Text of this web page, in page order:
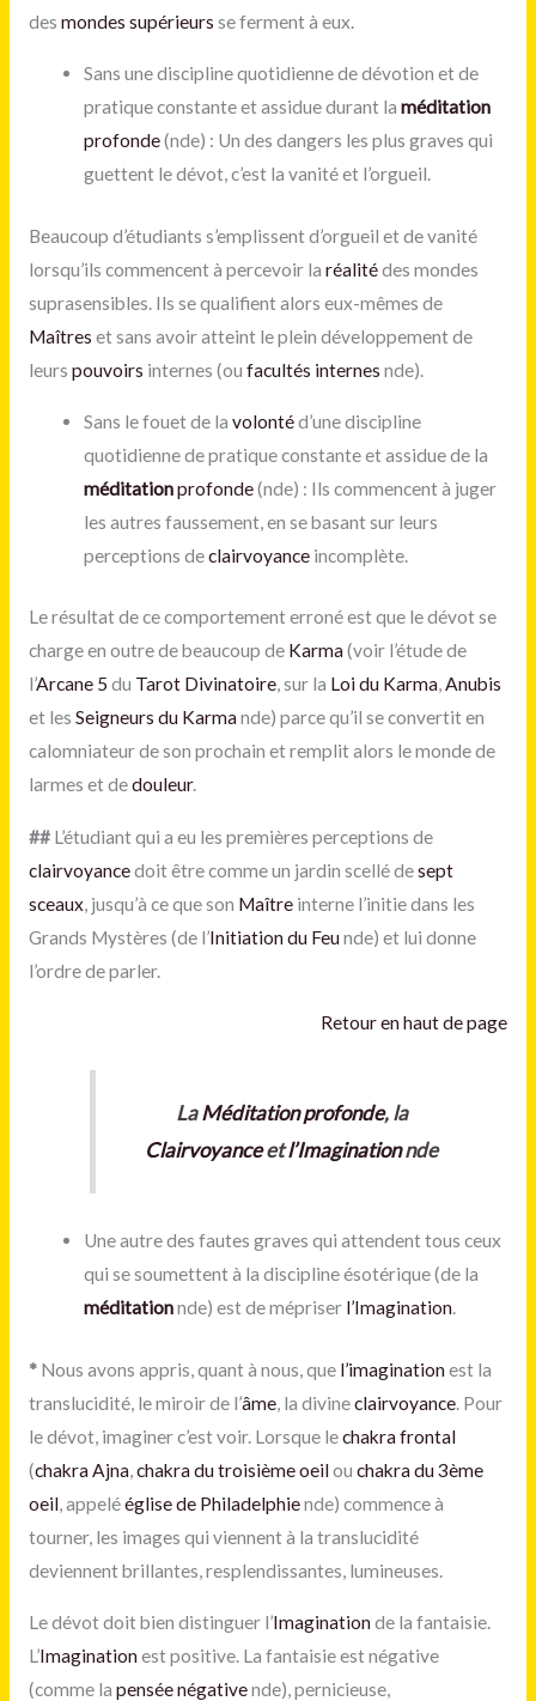
des mondes supérieurs se ferment à eux.
Sans une discipline quotidienne de dévotion et de
pratique constante et assidue durant laméditation
profonde(nde) : Un des dangers les plus graves qui
guettent le dévot, c’est la vanité et l’orgueil.
Beaucoup d’étudiants s’emplissent d’orgueil et de vanité
lorsqu’ils commencent à percevoir la réalitédes mondes
suprasensibles. Ils se qualifient alors eux-mêmes de
Maîtres et sans avoir atteint le plein développement de
leurs pouvoirs internes (ou facultés internes nde).
Sans le fouet de lavolontéd’une discipline
quotidienne de pratique constante et assidue de la
méditationprofonde(nde) : Ils commencent à juger
les autres faussement, en se basant sur leurs
perceptions declairvoyance incomplète.
Le résultat de ce comportement erroné est que le dévot se
charge en outre de beaucoup de Karma(voir l’étude de
l’Arcane 5 du Tarot Divinatoire, sur la Loi du Karma,Anubis
et les Seigneurs du Karmande) parce qu’il se convertit en
calomniateur de son prochain et remplit alors le monde de
larmes et dedouleur.
## L’étudiant qui a eu les premières perceptions de
clairvoyancedoit être comme un jardin scellé desept
sceaux, jusqu’à ce que son Maîtreinterne l’initie dans les
Grands Mystères (de l’Initiation du Feunde) et lui donne
l’ordre de parler.
Retour en haut de page
LaMéditation profonde, la
Clairvoyanceetl’Imaginationnde
Une autre des fautes graves qui attendent tous ceux
qui se soumettent à la discipline ésotérique (de la
méditationnde) est de mépriser l’Imagination.
* Nous avons appris, quant à nous, que l’imaginationest la
translucidité, le miroir de l’âme, la divineclairvoyance. Pour
le dévot, imaginer c’est voir. Lorsque lechakra frontal
(chakra Ajna,chakra du troisième oeilou chakra du 3ème
oeil, appelééglise de Philadelphiende) commence à
tourner, les images qui viennent à la translucidité
deviennent brillantes, resplendissantes, lumineuses.
Le dévot doit bien distinguer l’Imaginationde la fantaisie.
L’Imaginationest positive. La fantaisie est négative
(comme la pensée négativende), pernicieuse,